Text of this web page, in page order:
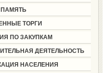
ПАМЯТЬ
ТОРГИ
ПО ЗАКУПКАМ
ДЕЯТЕЛЬНОСТЬ
НАСЕЛЕНИЯ